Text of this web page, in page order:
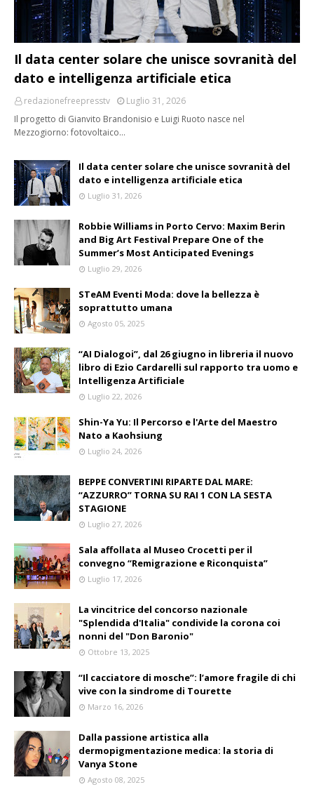
Il data center solare che unisce sovranità del
dato e intelligenza artificiale etica
redazionefreepresstv
Luglio 31, 2026
Il progetto di Gianvito Brandonisio e Luigi Ruoto nasce nel
Mezzogiorno: fotovoltaico…
Il data center solare che unisce sovranità del
dato e intelligenza artificiale etica
Luglio 31, 2026
Robbie Williams in Porto Cervo: Maxim Berin
and Big Art Festival Prepare One of the
Summer’s Most Anticipated Evenings
Luglio 29, 2026
STeAM Eventi Moda: dove la bellezza è
soprattutto umana
Agosto 05, 2025
“AI Dialogoi”, dal 26 giugno in libreria il nuovo
libro di Ezio Cardarelli sul rapporto tra uomo e
Intelligenza Artificiale
Luglio 22, 2026
Shin-Ya Yu: Il Percorso e l'Arte del Maestro
Nato a Kaohsiung
Luglio 24, 2026
BEPPE CONVERTINI RIPARTE DAL MARE:
“AZZURRO” TORNA SU RAI 1 CON LA SESTA
STAGIONE
Luglio 27, 2026
Sala affollata al Museo Crocetti per il
convegno “Remigrazione e Riconquista”
Luglio 17, 2026
La vincitrice del concorso nazionale
"Splendida d'Italia" condivide la corona coi
nonni del "Don Baronio"
Ottobre 13, 2025
“Il cacciatore di mosche”: l’amore fragile di chi
vive con la sindrome di Tourette
Marzo 16, 2026
Dalla passione artistica alla
dermopigmentazione medica: la storia di
Vanya Stone
Agosto 08, 2025